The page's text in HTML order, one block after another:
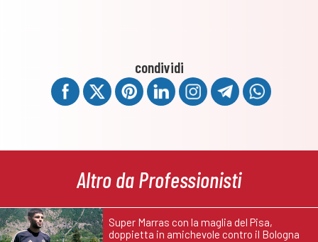
condividi
Altro da Professionisti
Super Marras con la maglia del Pisa,
doppietta in amichevole contro il Bologna